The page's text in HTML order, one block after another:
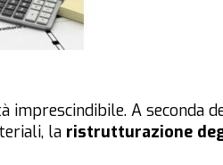
imprescindibile. A seconda
la ristrutturazione